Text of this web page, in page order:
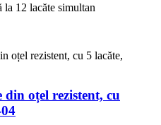
la 12 lacăte simultan
din oțel rezistent, cu